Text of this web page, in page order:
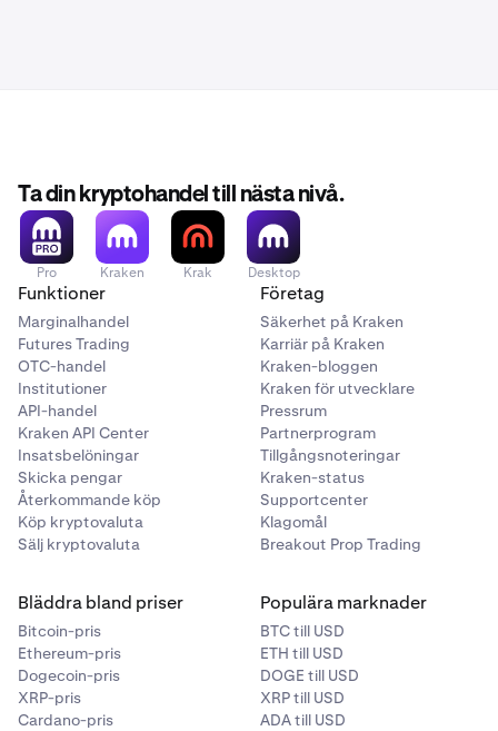
Ta din kryptohandel till nästa nivå.
Pro Kraken Krak Desktop
Funktioner
Marginalhandel
Futures Trading
OTC-handel
Institutioner
API-handel
Kraken API Center
Insatsbelöningar
Skicka pengar
Återkommande köp
Köp kryptovaluta
Sälj kryptovaluta
Företag
Säkerhet på Kraken
Karriär på Kraken
Kraken-bloggen
Kraken för utvecklare
Pressrum
Partnerprogram
Tillgångsnoteringar
Kraken-status
Supportcenter
Klagomål
Breakout Prop Trading
Bläddra bland priser
Bitcoin-pris
Ethereum-pris
Dogecoin-pris
XRP-pris
Cardano-pris
Populära marknader
BTC till USD
ETH till USD
DOGE till USD
XRP till USD
ADA till USD